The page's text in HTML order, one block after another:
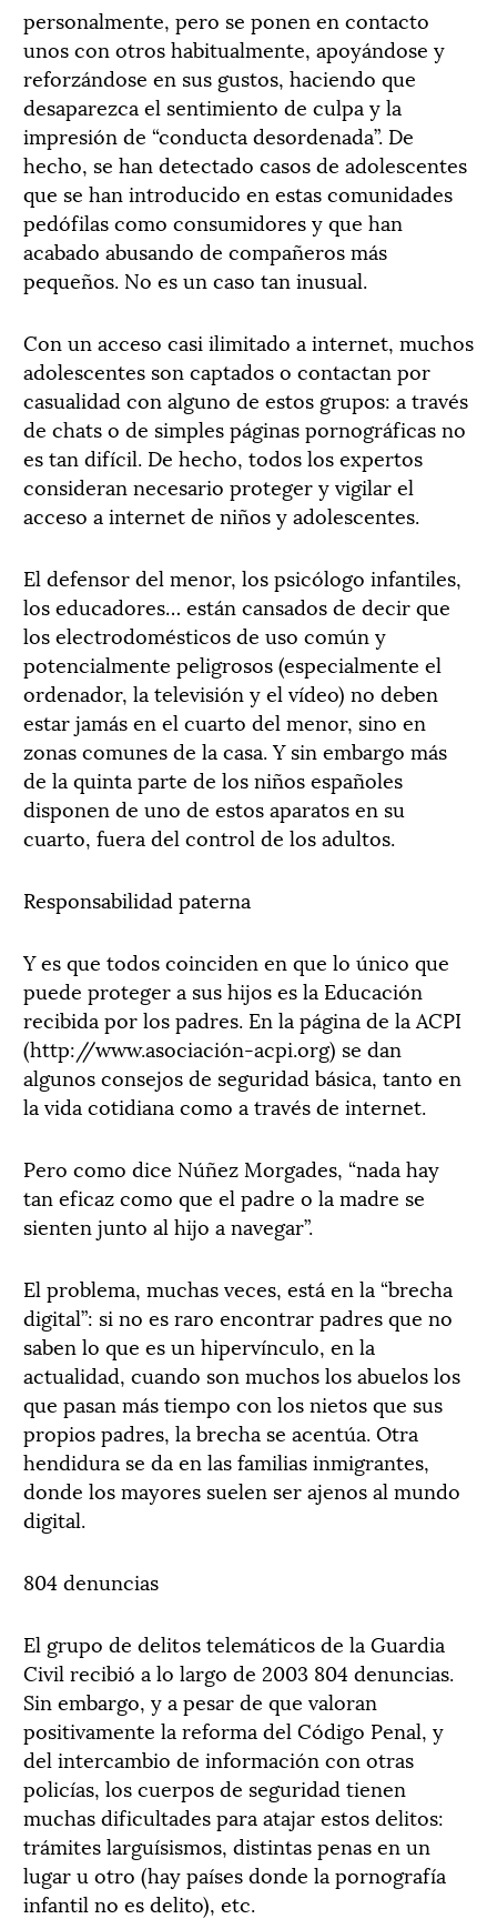
personalmente, pero se ponen en contacto
unos con otros habitualmente, apoyándose y
reforzándose en sus gustos, haciendo que
desaparezca el sentimiento de culpa y la
impresión de “conducta desordenada”. De
hecho, se han detectado casos de adolescentes
que se han introducido en estas comunidades
pedófilas como consumidores y que han
acabado abusando de compañeros más
pequeños. No es un caso tan inusual.
Con un acceso casi ilimitado a internet, muchos
adolescentes son captados o contactan por
casualidad con alguno de estos grupos: a través
de chats o de simples páginas pornográficas no
es tan difícil. De hecho, todos los expertos
consideran necesario proteger y vigilar el
acceso a internet de niños y adolescentes.
El defensor del menor, los psicólogo infantiles,
los educadores… están cansados de decir que
los electrodomésticos de uso común y
potencialmente peligrosos (especialmente el
ordenador, la televisión y el vídeo) no deben
estar jamás en el cuarto del menor, sino en
zonas comunes de la casa. Y sin embargo más
de la quinta parte de los niños españoles
disponen de uno de estos aparatos en su
cuarto, fuera del control de los adultos.
Responsabilidad paterna
Y es que todos coinciden en que lo único que
puede proteger a sus hijos es la Educación
recibida por los padres. En la página de la ACPI
(http://www.asociación-acpi.org) se dan
algunos consejos de seguridad básica, tanto en
la vida cotidiana como a través de internet.
Pero como dice Núñez Morgades, “nada hay
tan eficaz como que el padre o la madre se
sienten junto al hijo a navegar”.
El problema, muchas veces, está en la “brecha
digital”: si no es raro encontrar padres que no
saben lo que es un hipervínculo, en la
actualidad, cuando son muchos los abuelos los
que pasan más tiempo con los nietos que sus
propios padres, la brecha se acentúa. Otra
hendidura se da en las familias inmigrantes,
donde los mayores suelen ser ajenos al mundo
digital.
804 denuncias
El grupo de delitos telemáticos de la Guardia
Civil recibió a lo largo de 2003 804 denuncias.
Sin embargo, y a pesar de que valoran
positivamente la reforma del Código Penal, y
del intercambio de información con otras
policías, los cuerpos de seguridad tienen
muchas dificultades para atajar estos delitos:
trámites larguísismos, distintas penas en un
lugar u otro (hay países donde la pornografía
infantil no es delito), etc.